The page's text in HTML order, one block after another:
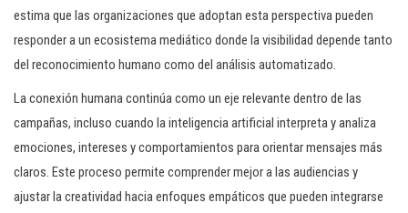
estima que las organizaciones que adoptan esta perspectiva pueden
responder a un ecosistema mediático donde la visibilidad depende tanto
del reconocimiento humano como del análisis automatizado.
La conexión humana continúa como un eje relevante dentro de las
campañas, incluso cuando la inteligencia artificial interpreta y analiza
emociones, intereses y comportamientos para orientar mensajes más
claros. Este proceso permite comprender mejor a las audiencias y
ajustar la creatividad hacia enfoques empáticos que pueden integrarse